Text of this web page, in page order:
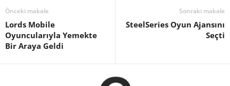
Önceki makale
Lords Mobile
Oyuncularıyla Yemekte
Bir Araya Geldi
Sonraki makale
SteelSeries Oyun Ajansını
Seçti